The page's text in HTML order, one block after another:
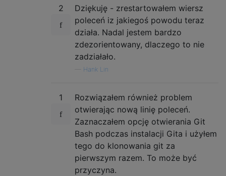
2
Dziękuję - zrestartowałem wiersz
poleceń iz jakiegoś powodu teraz
działa. Nadal jestem bardzo
zdezorientowany, dlaczego to nie
zadziałało.
Hank Lin
1
Rozwiązałem również problem
otwierając nową linię poleceń.
Zaznaczałem opcję otwierania Git
Bash podczas instalacji Gita i użyłem
tego do klonowania git za
pierwszym razem. To może być
przyczyna.